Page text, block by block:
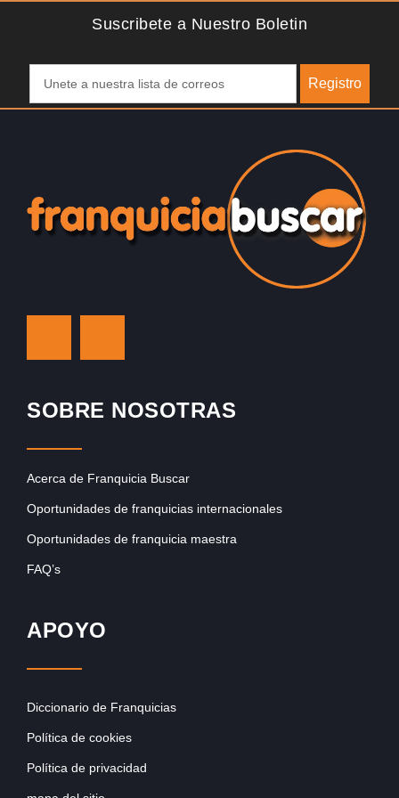
Suscribete a Nuestro Boletin
Registro
SOBRE NOSOTRAS
Acerca de Franquicia Buscar
Oportunidades de franquicias internacionales
Oportunidades de franquicia maestra
FAQ’s
APOYO
Diccionario de Franquicias
Política de cookies
Política de privacidad